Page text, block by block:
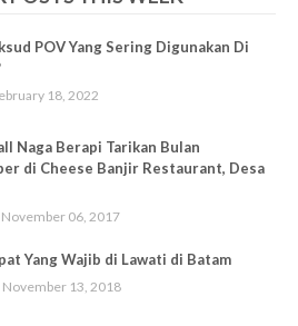
POV Yang Sering Digunakan Di
18, 2022
Naga Berapi Tarikan Bulan
di Cheese Banjir Restaurant, Desa
06, 2017
Yang Wajib di Lawati di Batam
November 13, 2018